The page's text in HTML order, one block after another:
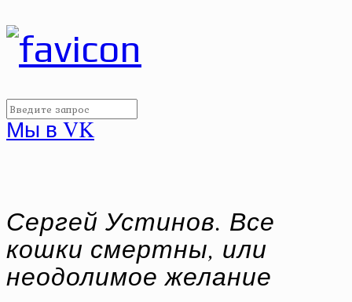
Мы в VK
Сергей Устинов. Все
кошки смертны, или
неодолимое желание